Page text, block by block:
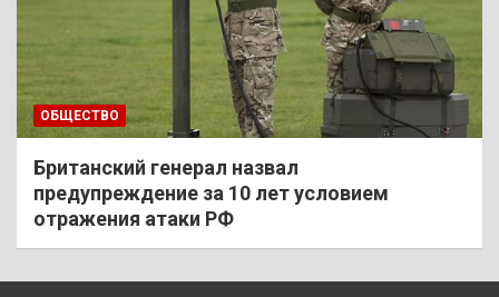
ОБЩЕСТВО
Британский генерал назвал
предупреждение за 10 лет условием
отражения атаки РФ